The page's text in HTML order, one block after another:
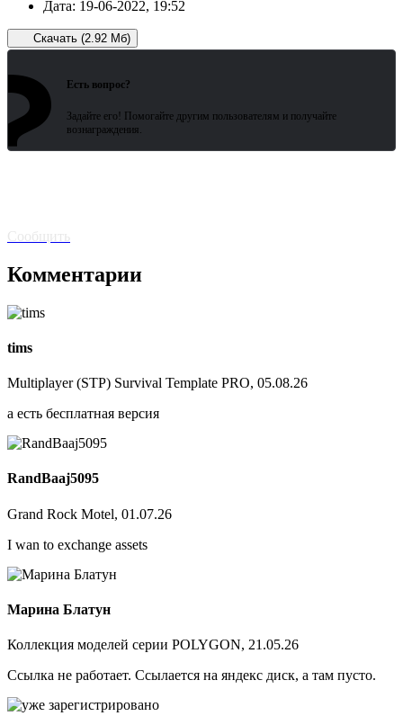
Дата: 19-06-2022, 19:52
Скачать (2.92 Мб)
Есть вопрос?
Задайте его! Помогайте другим пользователям и получайте
вознаграждения.
Сообщить
Комментарии
tims
Multiplayer (STP) Survival Template PRO, 05.08.26
а есть бесплатная версия
RandBaaj5095
Grand Rock Motel, 01.07.26
I wan to exchange assets
Марина Блатун
Коллекция моделей серии POLYGON, 21.05.26
Ссылка не работает. Ссылается на яндекс диск, а там пусто.